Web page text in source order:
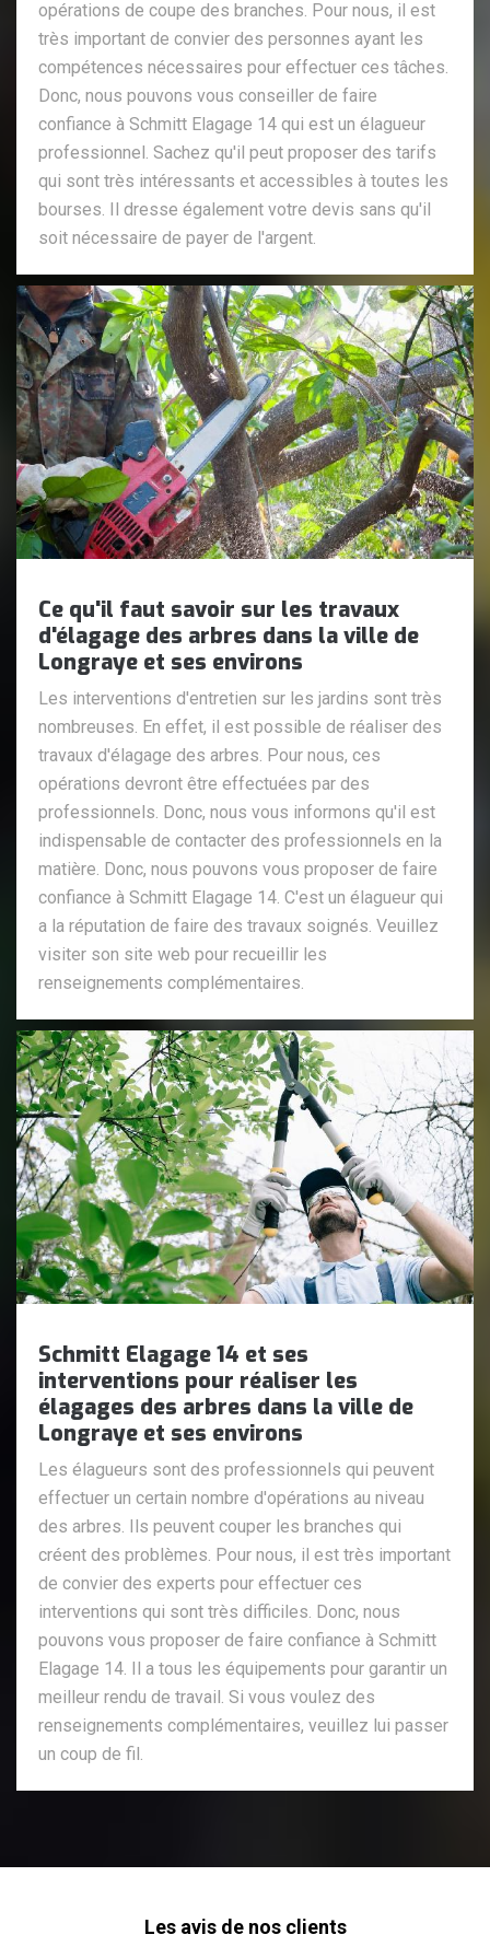
opérations de coupe des branches. Pour nous, il est
très important de convier des personnes ayant les
compétences nécessaires pour effectuer ces tâches.
Donc, nous pouvons vous conseiller de faire
confiance à Schmitt Elagage 14 qui est un élagueur
professionnel. Sachez qu'il peut proposer des tarifs
qui sont très intéressants et accessibles à toutes les
bourses. Il dresse également votre devis sans qu'il
soit nécessaire de payer de l'argent.
Ce qu'il faut savoir sur les travaux
d'élagage des arbres dans la ville de
Longraye et ses environs
Les interventions d'entretien sur les jardins sont très
nombreuses. En effet, il est possible de réaliser des
travaux d'élagage des arbres. Pour nous, ces
opérations devront être effectuées par des
professionnels. Donc, nous vous informons qu'il est
indispensable de contacter des professionnels en la
matière. Donc, nous pouvons vous proposer de faire
confiance à Schmitt Elagage 14. C'est un élagueur qui
a la réputation de faire des travaux soignés. Veuillez
visiter son site web pour recueillir les
renseignements complémentaires.
Schmitt Elagage 14 et ses
interventions pour réaliser les
élagages des arbres dans la ville de
Longraye et ses environs
Les élagueurs sont des professionnels qui peuvent
effectuer un certain nombre d'opérations au niveau
des arbres. Ils peuvent couper les branches qui
créent des problèmes. Pour nous, il est très important
de convier des experts pour effectuer ces
interventions qui sont très difficiles. Donc, nous
pouvons vous proposer de faire confiance à Schmitt
Elagage 14. Il a tous les équipements pour garantir un
meilleur rendu de travail. Si vous voulez des
renseignements complémentaires, veuillez lui passer
un coup de fil.
Les avis de nos clients